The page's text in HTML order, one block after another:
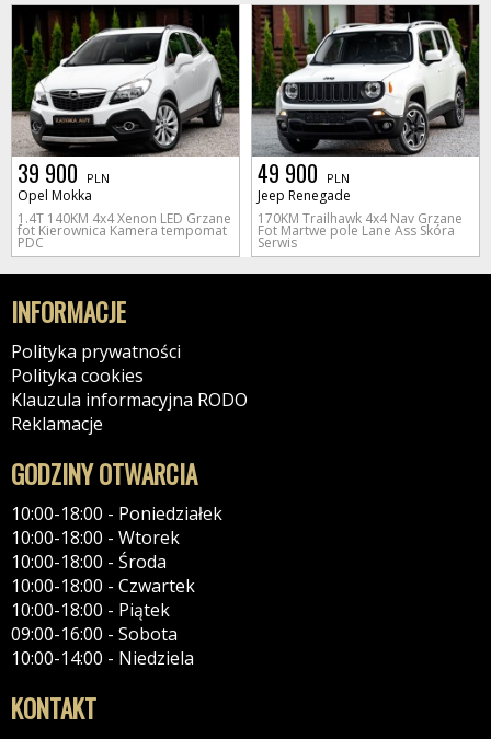
39 900 PLN
Opel Mokka
1.4T 140KM 4x4 Xenon LED Grzane
fot Kierownica Kamera tempomat
PDC
49 900 PLN
Jeep Renegade
170KM Trailhawk 4x4 Nav Grzane
Fot Martwe pole Lane Ass Skóra
Serwis
INFORMACJE
Polityka prywatności
Polityka cookies
Klauzula informacyjna RODO
Reklamacje
GODZINY OTWARCIA
10:00-18:00 - Poniedziałek
10:00-18:00 - Wtorek
10:00-18:00 - Środa
10:00-18:00 - Czwartek
10:00-18:00 - Piątek
09:00-16:00 - Sobota
10:00-14:00 - Niedziela
KONTAKT